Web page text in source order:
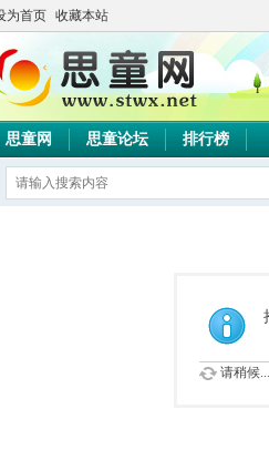
为首页 收藏本站
思童网 思童论坛 排行榜
请稍候...